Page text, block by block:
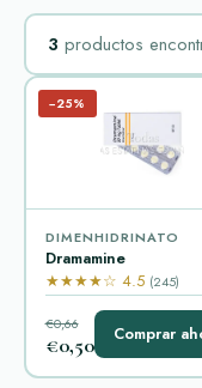
3 productos
−25%
DIMENHIDRINATO
Dramamine
★★★★☆ 4.5 (245)
€0,66
€0,50 Comprar